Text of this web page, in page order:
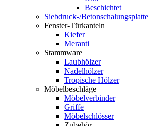
Beschichtet
Siebdruck-/Betonschalungsplatte
Fenster-Türkanteln
Kiefer
Meranti
Stammware
Laubhölzer
Nadelhölzer
Tropische Hölzer
Möbelbeschläge
Möbelverbinder
Griffe
Möbelschlösser